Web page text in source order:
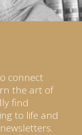
connect
the art of
find
to life and